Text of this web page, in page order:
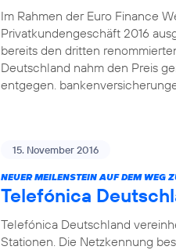
Im Rahmen der Euro Finance
Privatkundengeschäft 2016
bereits den dritten
Deutschland nahm den Preis
entgegen.
15. November 2016
NEUER MEILENSTEIN AUF DEM WEG
Telefónica
Telefónica Deutschland
Stationen. Die Netzkennung